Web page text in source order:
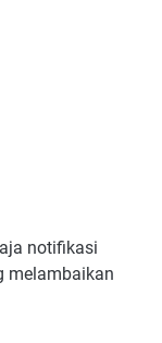
notifikasi
melambaikan